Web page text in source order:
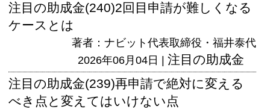
注目の助成金(240)2回目申請が難しくなる
ケースとは
著者：ナビット代表取締役・福井泰代
2026年06月04日 | 注目の助成金
注目の助成金(239)再申請で絶対に変える
べき点と変えてはいけない点